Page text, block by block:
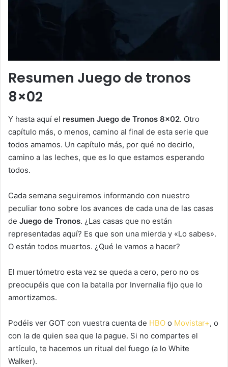
Resumen Juego de tronos
8×02
Y hasta aquí el resumen Juego de Tronos 8×02. Otro
capítulo más, o menos, camino al final de esta serie que
todos amamos. Un capítulo más, por qué no decirlo,
camino a las leches, que es lo que estamos esperando
todos.
Cada semana seguiremos informando con nuestro
peculiar tono sobre los avances de cada una de las casas
de Juego de Tronos. ¿Las casas que no están
representadas aquí? Es que son una mierda y «Lo sabes».
O están todos muertos. ¿Qué le vamos a hacer?
El muertómetro esta vez se queda a cero, pero no os
preocupéis que con la batalla por Invernalia fijo que lo
amortizamos.
Podéis ver GOT con vuestra cuenta de HBO o Movistar+, o
con la de quien sea que la pague. Si no compartes el
artículo, te hacemos un ritual del fuego (a lo White
Walker).